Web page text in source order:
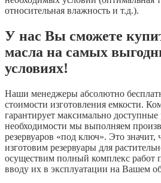
относительная влажность и т.д.).
У нас Вы сможете
масла на самых
условиях!
Наши менеджеры абсолютно
стоимости изготовления
гарантирует максимально
необходимости мы выполняем
резервуаров «под ключ». Это значит,
изготовим резервуары для
осуществим полный комплекс работ
вводу их в эксплуатации на Вашем